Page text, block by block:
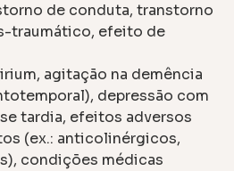
de conduta, transtorno
traumático, efeito de
agitação na demência
depressão com
tardia, efeitos adversos
(ex.: anticolinérgicos,
condições médicas